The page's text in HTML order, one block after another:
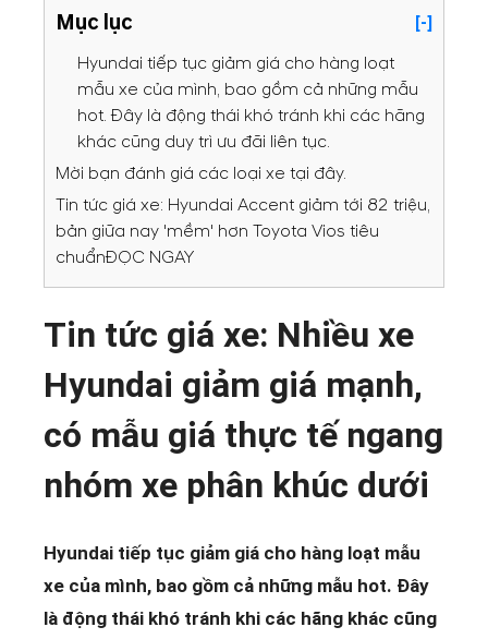
Mục lục
[-]
Hyundai tiếp tục giảm giá cho hàng loạt
mẫu xe của mình, bao gồm cả những mẫu
hot. Đây là động thái khó tránh khi các hãng
khác cũng duy trì ưu đãi liên tục.
Mời bạn đánh giá các loại xe tại đây.
Tin tức giá xe: Hyundai Accent giảm tới 82 triệu,
bản giữa nay 'mềm' hơn Toyota Vios tiêu
chuẩnĐỌC NGAY
Tin tức giá xe: Nhiều xe
Hyundai giảm giá mạnh,
có mẫu giá thực tế ngang
nhóm xe phân khúc dưới
Hyundai tiếp tục giảm giá cho hàng loạt mẫu
xe của mình, bao gồm cả những mẫu hot. Đây
là động thái khó tránh khi các hãng khác cũng